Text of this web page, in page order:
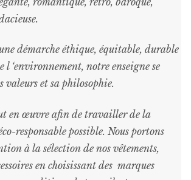
démarche éthique, équitable, durable
l ‘environnement, notre enseigne se
valeurs et sa philosophie.
en œuvre afin de travailler de la
responsable possible. Nous portons
à la sélection de nos vêtements,
en choisissant des marques